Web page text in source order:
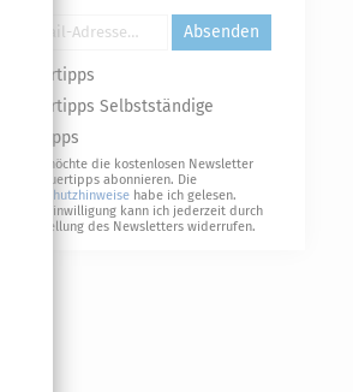
Absenden
Steuertipps
Steuertipps Selbstständige
Geldtipps
Ja, ich möchte die kostenlosen Newsletter
von Steuertipps abonnieren. Die
Datenschutzhinweise habe ich gelesen.
Meine Einwilligung kann ich jederzeit durch
Abbestellung des Newsletters widerrufen.